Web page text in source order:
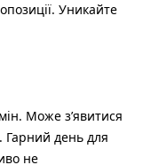
Уникайте
Може з’явитися
Гарний день для
не